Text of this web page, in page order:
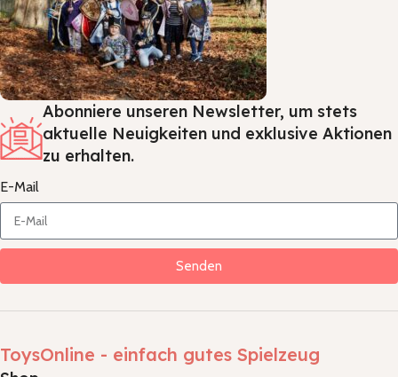
Abonniere unseren Newsletter, um stets
aktuelle Neuigkeiten und exklusive Aktionen
zu erhalten.
E-Mail
Senden
ToysOnline - einfach gutes Spielzeug